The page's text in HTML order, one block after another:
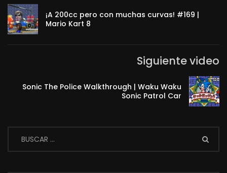
¡A 200cc pero con muchas curvas! #169 |
Mario Kart 8
Siguiente video
Sonic The Police Walkthrough | Waku Waku
Sonic Patrol Car